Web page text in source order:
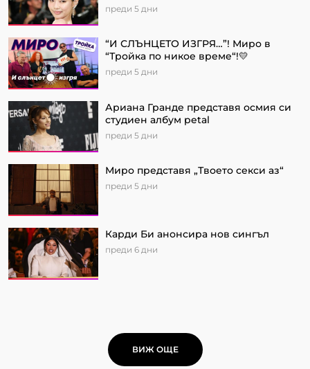
преди 5 дни
“И СЛЪНЦЕТО ИЗГРЯ…”! Миро в
“Тройка по никое време“!💛
преди 5 дни
Ариана Гранде представя осмия си
студиен албум petal
преди 5 дни
Миро представя „Твоето секси аз“
преди 5 дни
Карди Би анонсира нов сингъл
преди 6 дни
ВИЖ ОЩЕ